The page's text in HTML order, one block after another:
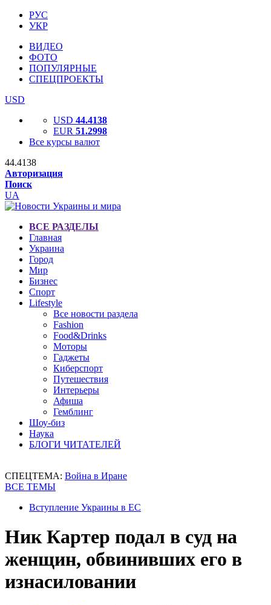
РУС
УКР
ВИДЕО
ФОТО
ПОПУЛЯРНЫЕ
СПЕЦПРОЕКТЫ
USD
USD 44.4138
EUR 51.2998
Все курсы валют
44.4138
Авторизация
Поиск
UA
ВСЕ РАЗДЕЛЫ
Главная
Украина
Город
Мир
Бизнес
Спорт
Lifestyle
Все новости раздела
Fashion
Food&Drinks
Моторы
Гаджеты
Киберспорт
Путешествия
Интерьеры
Афиша
Гемблинг
Шоу-биз
Наука
БЛОГИ ЧИТАТЕЛЕЙ
СПЕЦТЕМА: Война в Иране
ВСЕ ТЕМЫ
Вступление Украины в ЕС
Ник Картер подал в суд на
женщин, обвинивших его в
изнасиловании